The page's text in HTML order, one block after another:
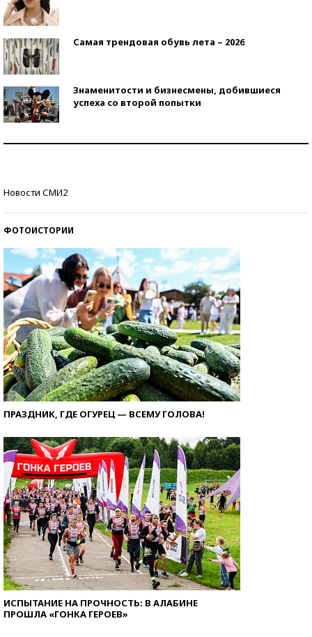
Самая трендовая обувь лета – 2026
Знаменитости и бизнесмены, добившиеся
успеха со второй попытки
Новости СМИ2
ФОТОИСТОРИИ
ПРАЗДНИК, ГДЕ ОГУРЕЦ — ВСЕМУ ГОЛОВА!
ИСПЫТАНИЕ НА ПРОЧНОСТЬ: В АЛАБИНЕ
ПРОШЛА «ГОНКА ГЕРОЕВ»